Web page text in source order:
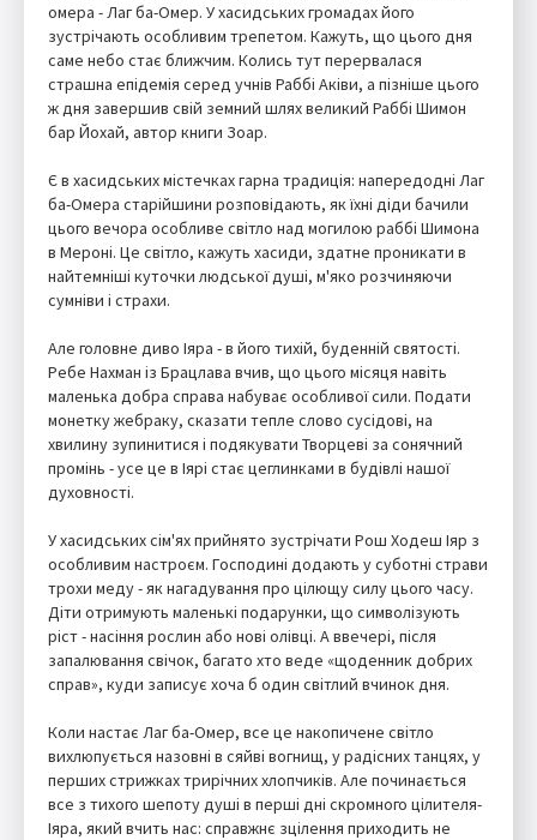
омера - Лаг ба-Омер. У хасидських громадах його
зустрічають особливим трепетом. Кажуть, що цього дня
саме небо стає ближчим. Колись тут перервалася
страшна епідемія серед учнів Раббі Аківи, а пізніше цього
ж дня завершив свій земний шлях великий Раббі Шимон
бар Йохай, автор книги Зоар.
Є в хасидських містечках гарна традиція: напередодні Лаг
ба-Омера старійшини розповідають, як їхні діди бачили
цього вечора особливе світло над могилою раббі Шимона
в Мероні. Це світло, кажуть хасиди, здатне проникати в
найтемніші куточки людської душі, м'яко розчиняючи
сумніви і страхи.
Але головне диво Іяра - в його тихій, буденній святості.
Ребе Нахман із Брацлава вчив, що цього місяця навіть
маленька добра справа набуває особливої сили. Подати
монетку жебраку, сказати тепле слово сусідові, на
хвилину зупинитися і подякувати Творцеві за сонячний
промінь - усе це в Іярі стає цеглинками в будівлі нашої
духовності.
У хасидських сім'ях прийнято зустрічати Рош Ходеш Іяр з
особливим настроєм. Господині додають у суботні страви
трохи меду - як нагадування про цілющу силу цього часу.
Діти отримують маленькі подарунки, що символізують
ріст - насіння рослин або нові олівці. А ввечері, після
запалювання свічок, багато хто веде «щоденник добрих
справ», куди записує хоча б один світлий вчинок дня.
Коли настає Лаг ба-Омер, все це накопичене світло
вихлюпується назовні в сяйві вогнищ, у радісних танцях, у
перших стрижках трирічних хлопчиків. Але починається
все з тихого шепоту душі в перші дні скромного цілителя-
Іяра, який вчить нас: справжнє зцілення приходить не